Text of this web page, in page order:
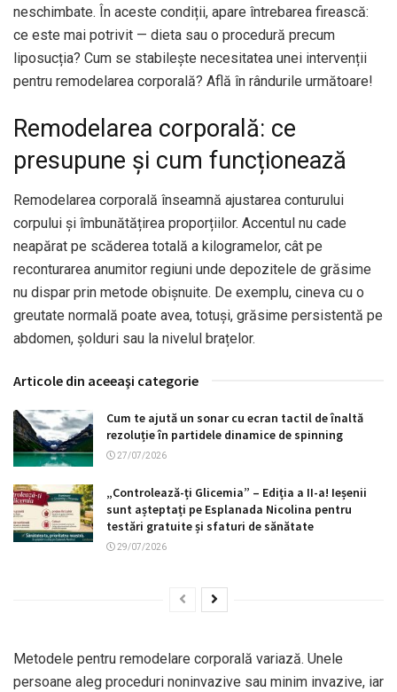
neschimbate. În aceste condiții, apare întrebarea firească:
ce este mai potrivit — dieta sau o procedură precum
liposucția? Cum se stabilește necesitatea unei intervenții
pentru remodelarea corporală? Află în rândurile următoare!
Remodelarea corporală: ce
presupune și cum funcționează
Remodelarea corporală înseamnă ajustarea conturului
corpului și îmbunătățirea proporțiilor. Accentul nu cade
neapărat pe scăderea totală a kilogramelor, cât pe
reconturarea anumitor regiuni unde depozitele de grăsime
nu dispar prin metode obișnuite. De exemplu, cineva cu o
greutate normală poate avea, totuși, grăsime persistentă pe
abdomen, șolduri sau la nivelul brațelor.
Articole din aceeaşi categorie
Cum te ajută un sonar cu ecran tactil de înaltă
rezoluție în partidele dinamice de spinning
27/07/2026
„Controlează-ți Glicemia” – Ediția a II-a! Ieșenii
sunt așteptați pe Esplanada Nicolina pentru
testări gratuite și sfaturi de sănătate
29/07/2026
Metodele pentru remodelare corporală variază. Unele
persoane aleg proceduri noninvazive sau minim invazive, iar